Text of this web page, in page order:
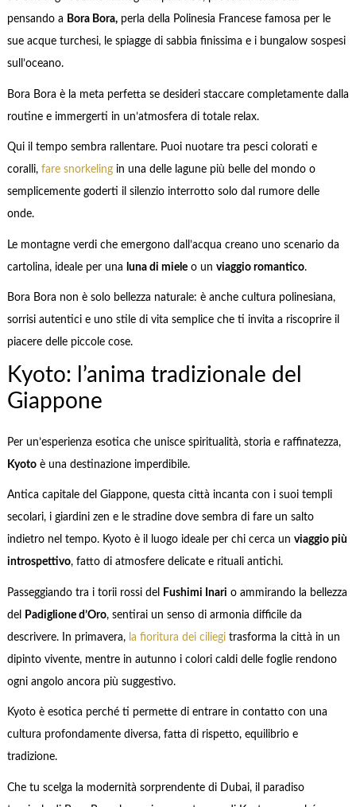
pensando a Bora Bora,perla della Polinesia Francese famosa per le
sue acque turchesi, le spiagge di sabbia finissima e i bungalow sospesi
sull’oceano.
Bora Bora è la meta perfetta se desideri staccare completamente dalla
routine e immergerti in un’atmosfera di totale relax.
Qui il tempo sembra rallentare. Puoi nuotare tra pesci colorati e
coralli, fare snorkelingin una delle lagune più belle del mondo o
semplicemente goderti il silenzio interrotto solo dal rumore delle
onde.
Le montagne verdi che emergono dall’acqua creano uno scenario da
cartolina, ideale per una luna di mieleo un viaggio romantico.
Bora Bora non è solo bellezza naturale: è anche cultura polinesiana,
sorrisi autentici e uno stile di vita semplice che ti invita a riscoprire il
piacere delle piccole cose.
Kyoto: l’anima tradizionale del
Giappone
Per un’esperienza esotica che unisce spiritualità, storia e raffinatezza,
Kyotoè una destinazione imperdibile.
Antica capitale del Giappone, questa città incanta con i suoi templi
secolari, i giardini zen e le stradine dove sembra di fare un salto
indietro nel tempo. Kyoto è il luogo ideale per chi cerca un viaggio più
introspettivo, fatto di atmosfere delicate e rituali antichi.
Passeggiando tra i torii rossi del Fushimi Inari o ammirando la bellezza
del
Padiglione d’Oro, sentirai un senso di armonia difficile da
descrivere. In primavera, la fioritura dei ciliegi trasforma la città in un
dipinto vivente, mentre in autunno i colori caldi delle foglie rendono
ogni angolo ancora più suggestivo.
Kyoto è esotica perché ti permette di entrare in contatto con una
cultura profondamente diversa, fatta di rispetto, equilibrio e
tradizione.
Che tu scelga la modernità sorprendente di Dubai, il paradiso